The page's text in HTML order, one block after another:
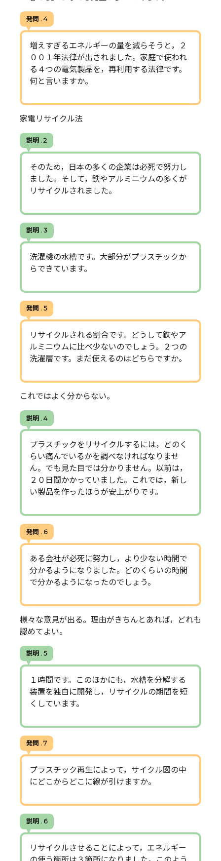
発問 . 4
増えすぎるエネルギーの量を減らそうと，２
００１年法律が出されました。家庭で使われ
る４つの電気製品を，再利用する法律です。
何と言いますか。
家電リサイクル法
説明 . 2
そのため，日本の多くの企業は必死で努力し
ました。そして，鉄やアルミニウムの多くが
リサイクルされました。
説明 . 3
洗濯機の水槽です。大部分がプラスチックか
らできています。
発問 . 5
リサイクルされる割合です。どうして鉄やア
ルミニウムに比べ少ないのでしょう。２つの
洗濯層です。まだ使えるのはどちらですか。
これではよく分からない。
説明 . 4
プラスチックをリサイクルするには，どのく
らい痛んでいるかを調べなければなりませ
ん。でも見た目では分かりません。以前は，
２０日間かかっていました。これでは，新し
い製品を作ったほうが安上がりです。
発問 . 6
ある会社が必死に努力し，より少ない時間で
分かるようになりました。どのくらいの時間
で分かるようになったのでしょう。
様々な意見が出る。理由がきちんとあれば，どれも
認めてよい。
説明 . 5
１時間です。このほかにも，水槽を分解する
装置を独自に開発し，リサイクルの期間を短
くしています。
発問 . 7
プラスチック再生によって，サイクル図の中
にどこからどこに線が引けますか。
説明 . 6
リサイクルさせることによって，エネルギー